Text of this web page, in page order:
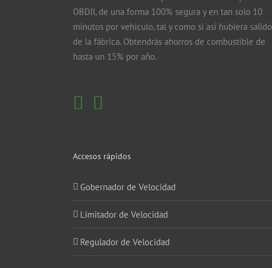
OBDII, de una forma 100% segura y en tan solo 10
minutos por vehículo, tal y como si así hubiera salido
de la fábrica. Obtendrás ahorros de combustible de
hasta un 15% por año.
Accesos rápidos
Gobernador de Velocidad
Limitador de Velocidad
Regulador de Velocidad